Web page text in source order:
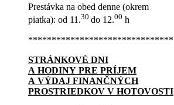
Prestávka na obed denne (okrem
piatka): od 11.30 do 12.00 h
*******************************
STRÁNKOVÉ DNI
A HODINY PRE PRÍJEM
A VÝDAJ FINANČNÝCH
PROSTRIEDKOV V HOTOVOSTI